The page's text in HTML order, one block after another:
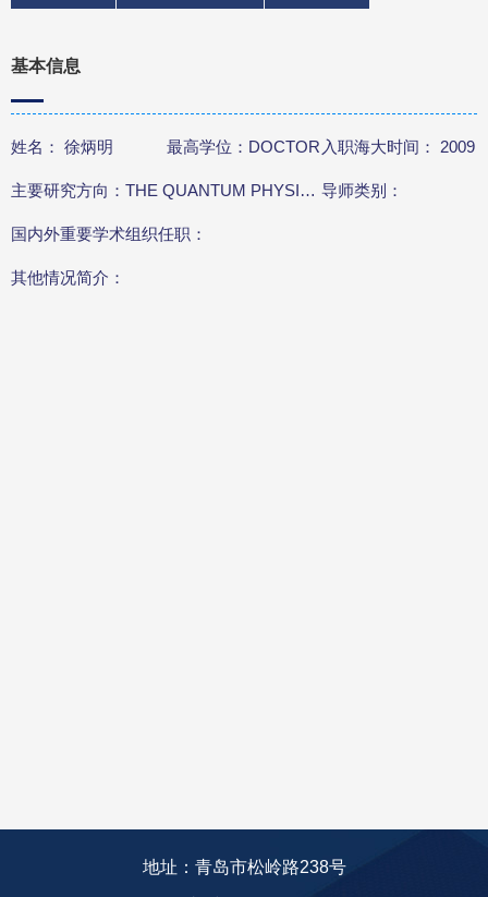
基本信息
姓名： 徐炳明 最高学位：DOCTOR 入职海大时间： 2009
主要研究方向：THE QUANTUM PHYSICS 导师类别：
国内外重要学术组织任职：
其他情况简介：
地址：青岛市松岭路238号